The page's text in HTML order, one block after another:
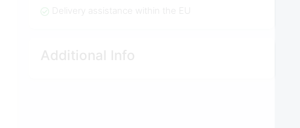
Delivery assistance within the EU